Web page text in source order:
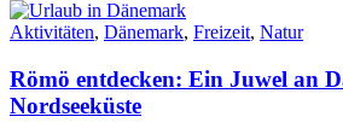
Aktivitäten, Dänemark, Freizeit, Natur
Römö entdecken: Ein Juwel an
Nordseeküste